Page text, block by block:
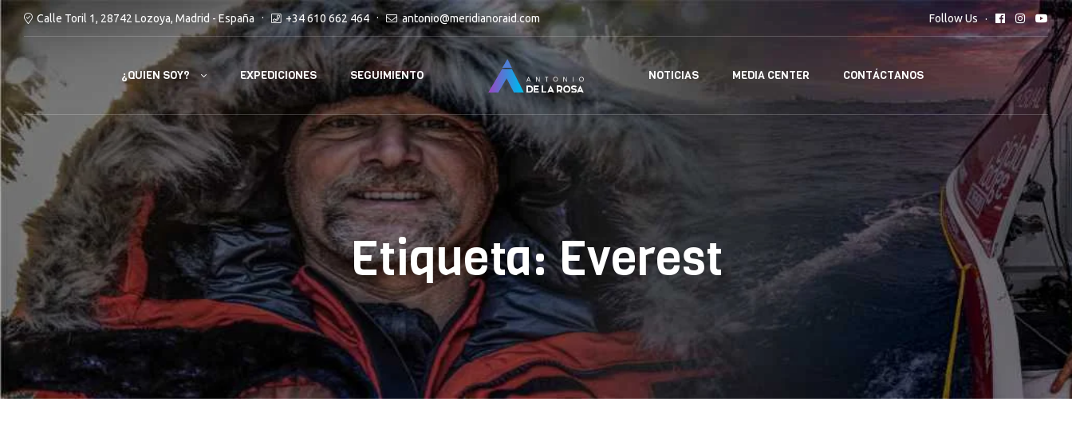
Calle Toril 1, 28742 Lozoya, Madrid - España +34 610 662 464 antonio@meridianoraid.com Follow Us
¿QUIEN SOY? EXPEDICIONES SEGUIMIENTO NOTICIAS MEDIA CENTER CONTÁCTANOS
Etiqueta:Everest